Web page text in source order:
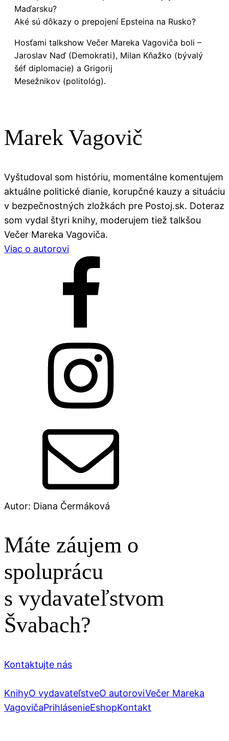
Maďarsku?
Aké sú dôkazy o prepojení Epsteina na Rusko?
Hosťami talkshow Večer Mareka Vagoviča boli –
Jaroslav Naď (Demokrati), Milan Kňažko (bývalý
šéf diplomacie) a Grigorij
Mesežnikov (politológ).
Marek Vagovič
Vyštudoval som históriu, momentálne komentujem
aktuálne politické dianie, korupčné kauzy a situáciu
v bezpečnostných zložkách pre Postoj.sk. Doteraz
som vydal štyri knihy, moderujem tiež talkšou
Večer Mareka Vagoviča.
Viac o autorovi
Autor: Diana Čermáková
Máte záujem o
spoluprácu
s vydavateľstvom
Švabach?
Kontaktujte nás
KnihyO vydavateľstveO autoroviVečer Mareka
VagovičaPrihlásenieEshopKontakt